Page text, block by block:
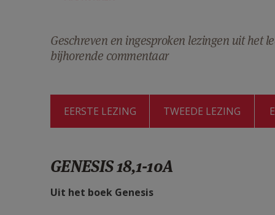
Geschreven en ingesproken lezingen uit het
bijhorende commentaar
EERSTE LEZING TWEEDE LEZING
GENESIS 18,1-10A
Uit het boek Genesis